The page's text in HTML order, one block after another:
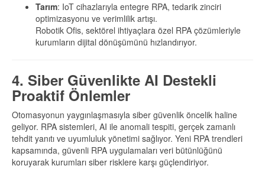
Tarım: IoT cihazlarıyla entegre RPA, tedarik zinciri
optimizasyonu ve verimlilik artışı.
Robotik Ofis, sektörel ihtiyaçlara özel RPA çözümleriyle
kurumların dijital dönüşümünü hızlandırıyor.
4. Siber Güvenlikte AI Destekli
Proaktif Önlemler
Otomasyonun yaygınlaşmasıyla siber güvenlik öncelik haline
geliyor. RPA sistemleri, AI ile anomali tespiti, gerçek zamanlı
tehdit yanıtı ve uyumluluk yönetimi sağlıyor. Yeni RPA trendleri
kapsamında, güvenli RPA uygulamaları veri bütünlüğünü
koruyarak kurumları siber risklere karşı güçlendiriyor.